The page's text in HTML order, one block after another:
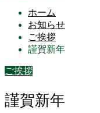
ホーム
お知らせ
ご挨拶
謹賀新年
ご挨拶
謹賀新年